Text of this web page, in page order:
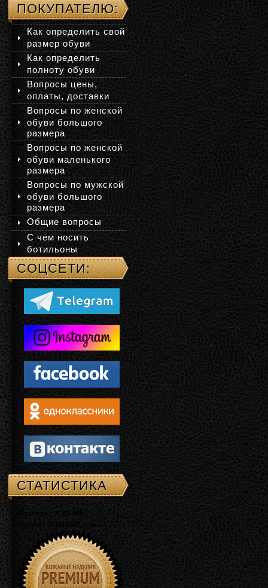
ПОКУПАТЕЛЮ:
Как определить свой
размер обуви
Как определить
полноту обуви
Вопросы цены,
оплаты, доставки
Вопросы по женской
обуви большого
размера
Вопросы по женской
обуви маленького
размера
Вопросы по мужской
обуви большого
размера
Общие вопросы
С чем носить
ботильоны
СОЦСЕТИ:
СТАТИСТИКА
Память: 3.75 Mb
Время: 0.04640 сек.